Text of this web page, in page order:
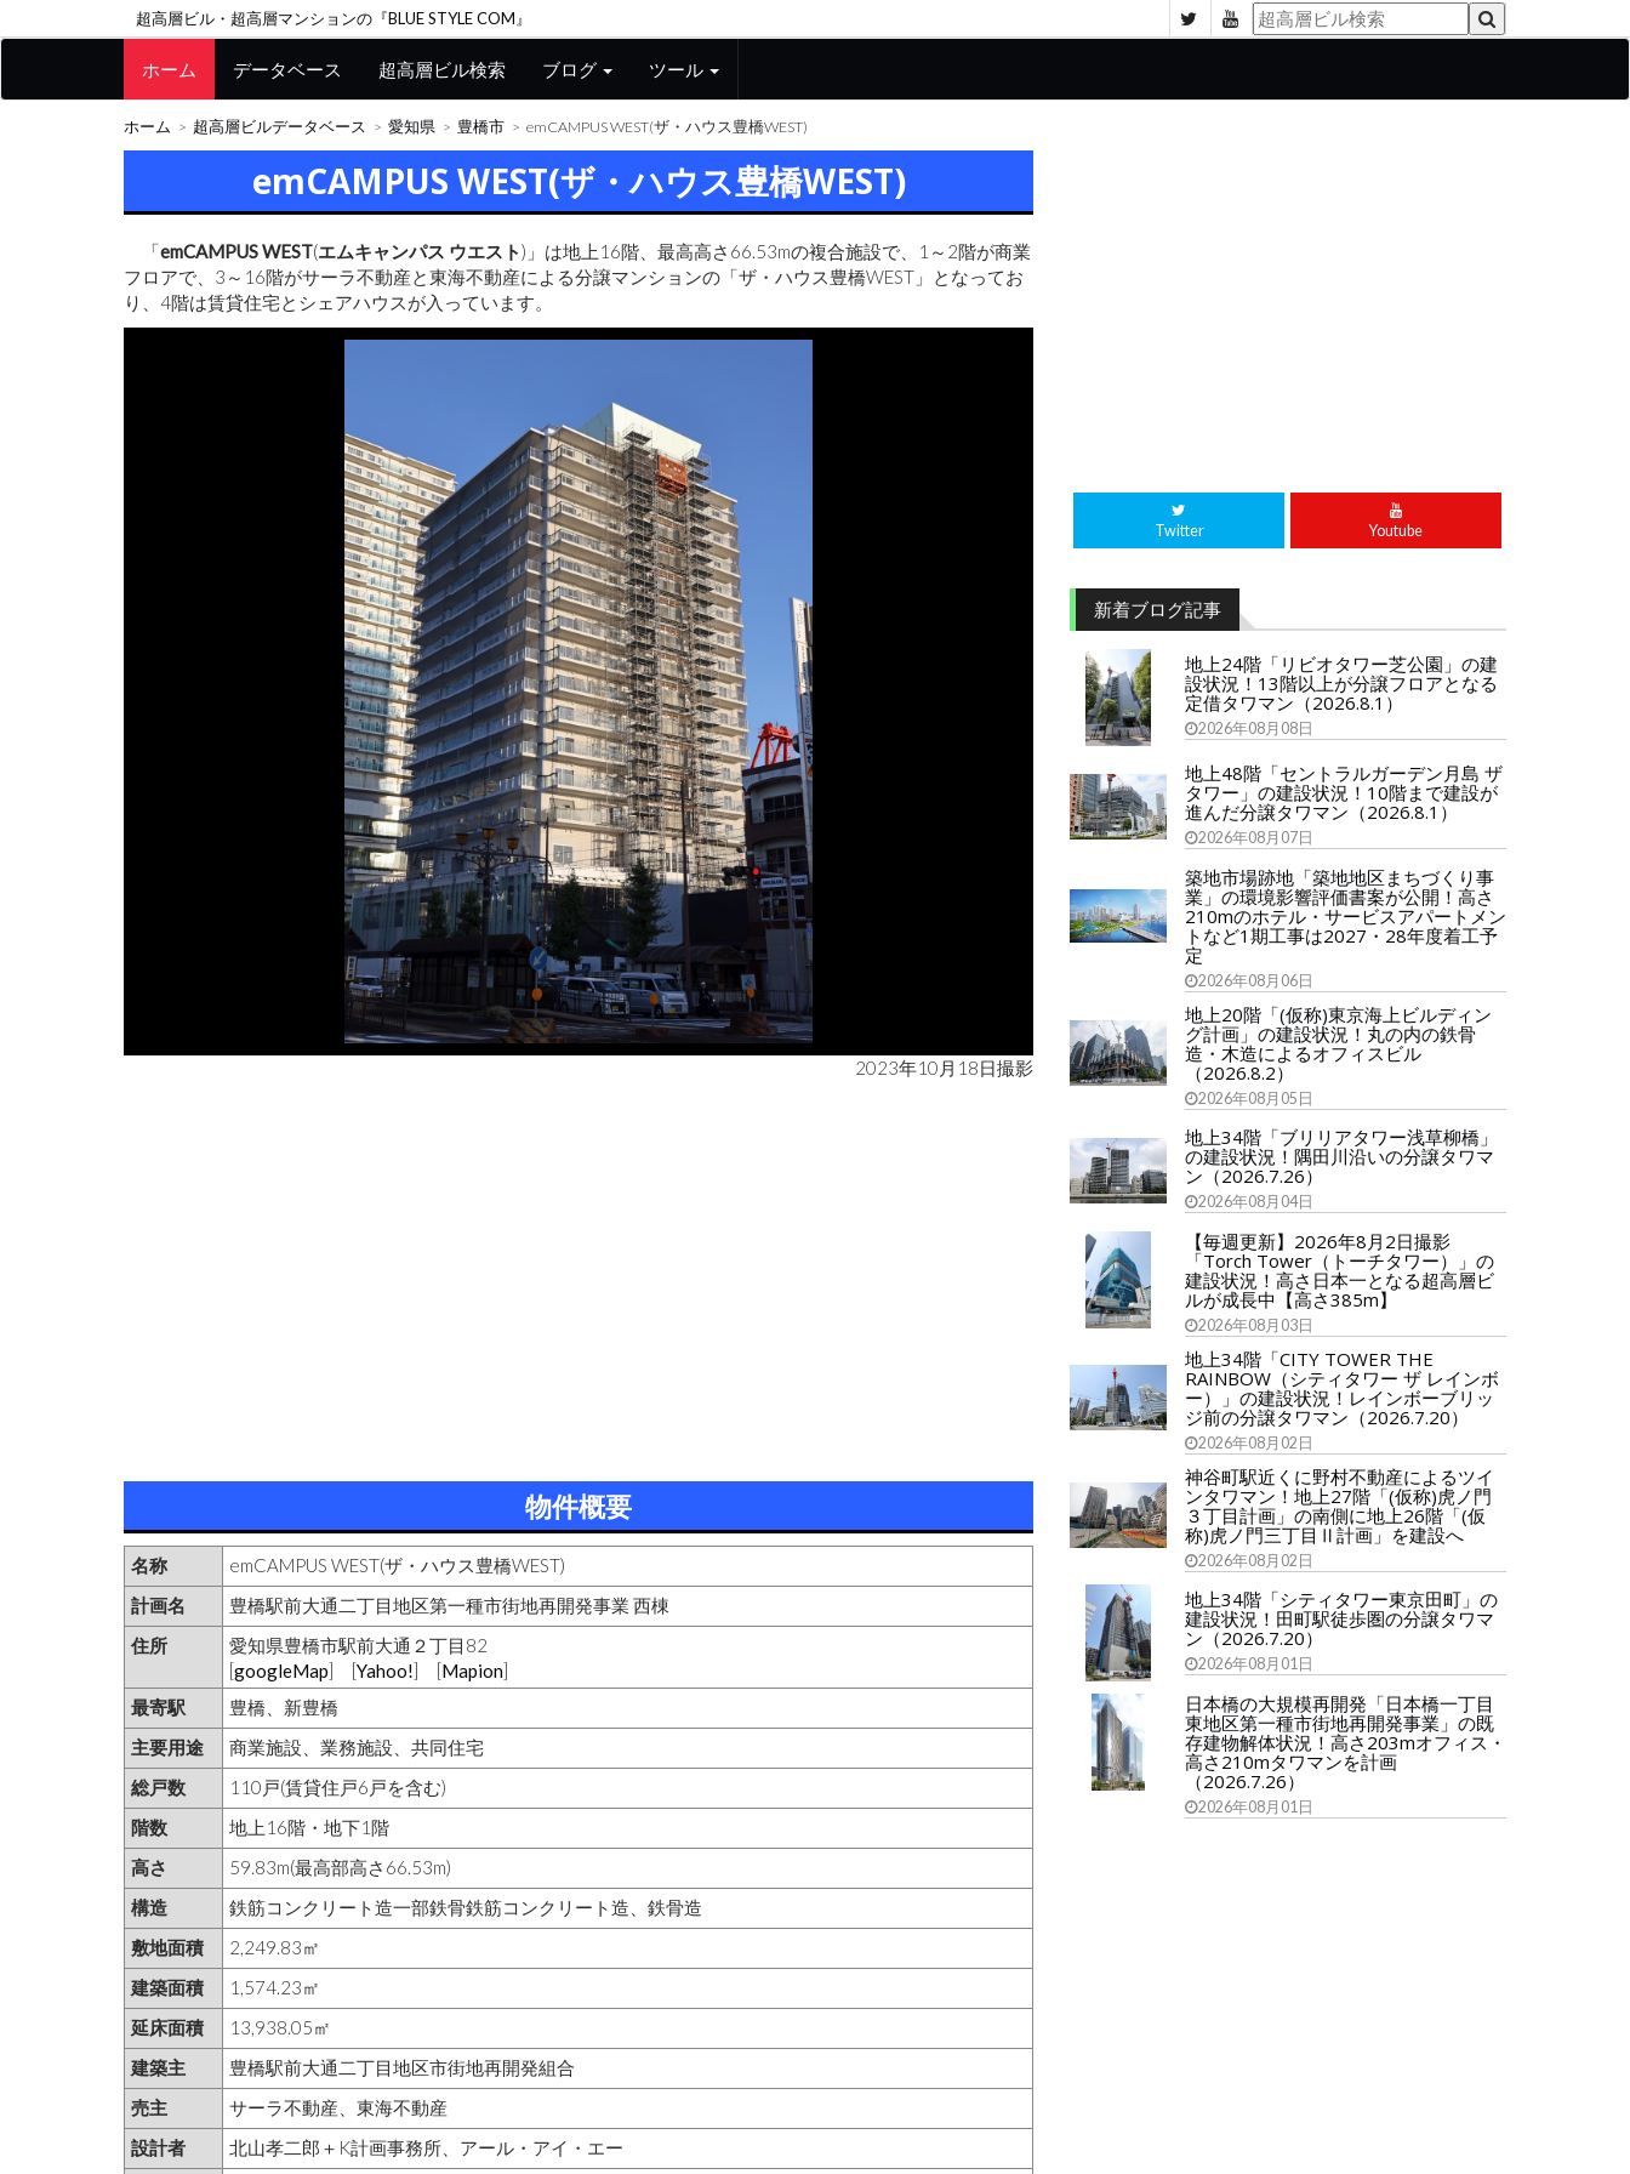
超高層ビル・超高層マンションの『BLUE STYLE COM』
ホーム データベース 超高層ビル検索 ブログ ツール
ホーム 超高層ビルデータベース 愛知県 豊橋市 emCAMPUS WEST(ザ・ハウス豊橋WEST)
emCAMPUS WEST(ザ・ハウス豊橋WEST)
「emCAMPUS WEST(エムキャンパス ウエスト)」は地上16階、最高高さ66.53mの複合施設で、1～2階が商業
フロアで、3～16階がサーラ不動産と東海不動産による分譲マンションの「ザ・ハウス豊橋WEST」となってお
り、4階は賃貸住宅とシェアハウスが入っています。
2023年10月18日撮影
物件概要
名称
emCAMPUS WEST(ザ・ハウス豊橋WEST)
計画名
豊橋駅前大通二丁目地区第一種市街地再開発事業 西棟
住所
愛知県豊橋市駅前大通２丁目82
[googleMap] [Yahoo!] [Mapion]
最寄駅
豊橋、新豊橋
主要用途
商業施設、業務施設、共同住宅
総戸数
110戸(賃貸住戸6戸を含む)
階数
地上16階・地下1階
高さ
59.83m(最高部高さ66.53m)
構造
鉄筋コンクリート造一部鉄骨鉄筋コンクリート造、鉄骨造
敷地面積
2,249.83㎡
建築面積
1,574.23㎡
延床面積
13,938.05㎡
建築主
豊橋駅前大通二丁目地区市街地再開発組合
売主
サーラ不動産、東海不動産
設計者
北山孝二郎＋K計画事務所、アール・アイ・エー
Twitter Youtube
新着ブログ記事
地上24階「リビオタワー芝公園」の建
設状況！13階以上が分譲フロアとなる
定借タワマン（2026.8.1）
2026年08月08日
地上48階「セントラルガーデン月島 ザ
タワー」の建設状況！10階まで建設が
進んだ分譲タワマン（2026.8.1）
2026年08月07日
築地市場跡地「築地地区まちづくり事
業」の環境影響評価書案が公開！高さ
210mのホテル・サービスアパートメン
トなど1期工事は2027・28年度着工予
定
2026年08月06日
地上20階「(仮称)東京海上ビルディン
グ計画」の建設状況！丸の内の鉄骨
造・木造によるオフィスビル
（2026.8.2）
2026年08月05日
地上34階「ブリリアタワー浅草柳橋」
の建設状況！隅田川沿いの分譲タワマ
ン（2026.7.26）
2026年08月04日
【毎週更新】2026年8月2日撮影
「Torch Tower（トーチタワー）」の
建設状況！高さ日本一となる超高層ビ
ルが成長中【高さ385m】
2026年08月03日
地上34階「CITY TOWER THE
RAINBOW（シティタワー ザ レインボ
ー）」の建設状況！レインボーブリッ
ジ前の分譲タワマン（2026.7.20）
2026年08月02日
神谷町駅近くに野村不動産によるツイ
ンタワマン！地上27階「(仮称)虎ノ門
３丁目計画」の南側に地上26階「(仮
称)虎ノ門三丁目Ⅱ計画」を建設へ
2026年08月02日
地上34階「シティタワー東京田町」の
建設状況！田町駅徒歩圏の分譲タワマ
ン（2026.7.20）
2026年08月01日
日本橋の大規模再開発「日本橋一丁目
東地区第一種市街地再開発事業」の既
存建物解体状況！高さ203mオフィス・
高さ210mタワマンを計画
（2026.7.26）
2026年08月01日